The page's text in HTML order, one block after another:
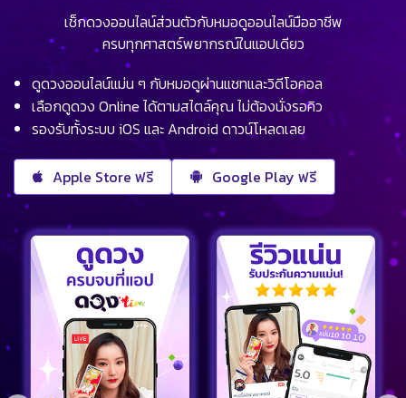
เช็กดวงออนไลน์ส่วนตัวกับหมอดูออนไลน์มืออาชีพ
ครบทุกศาสตร์พยากรณ์ในแอปเดียว
ดูดวงออนไลน์แม่น ๆ กับหมอดูผ่านแชทและวิดีโอคอล
เลือกดูดวง Online ได้ตามสไตล์คุณ ไม่ต้องนั่งรอคิว
รองรับทั้งระบบ iOS และ Android ดาวน์โหลดเลย
Apple Store ฟรี Google Play ฟรี